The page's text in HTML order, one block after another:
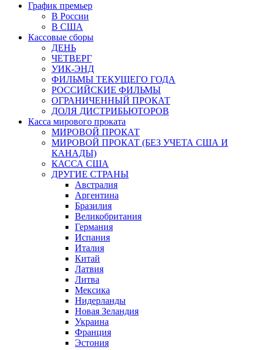
График премьер
В России
В США
Кассовые сборы
ДЕНЬ
ЧЕТВЕРГ
УИК-ЭНД
ФИЛЬМЫ ТЕКУЩЕГО ГОДА
РОССИЙСКИЕ ФИЛЬМЫ
ОГРАНИЧЕННЫЙ ПРОКАТ
ДОЛЯ ДИСТРИБЬЮТОРОВ
Касса мирового проката
МИРОВОЙ ПРОКАТ
МИРОВОЙ ПРОКАТ (БЕЗ УЧЕТА США И
КАНАДЫ)
КАССА США
ДРУГИЕ СТРАНЫ
Австралия
Аргентина
Бразилия
Великобритания
Германия
Испания
Италия
Китай
Латвия
Литва
Мексика
Нидерланды
Новая Зеландия
Украина
Франция
Эстония